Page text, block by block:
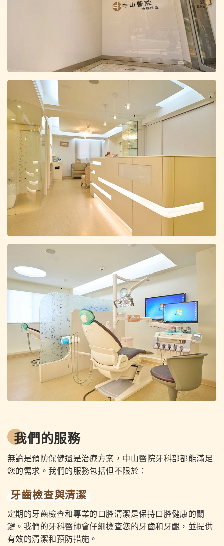
我們的服務
無論是預防保健還是治療方案，中山醫院牙科部都能滿足
您的需求。我們的服務包括但不限於：
牙齒檢查與清潔
定期的牙齒檢查和專業的口腔清潔是保持口腔健康的關
鍵。我們的牙科醫師會仔細檢查您的牙齒和牙齦，並提供
有效的清潔和預防措施。